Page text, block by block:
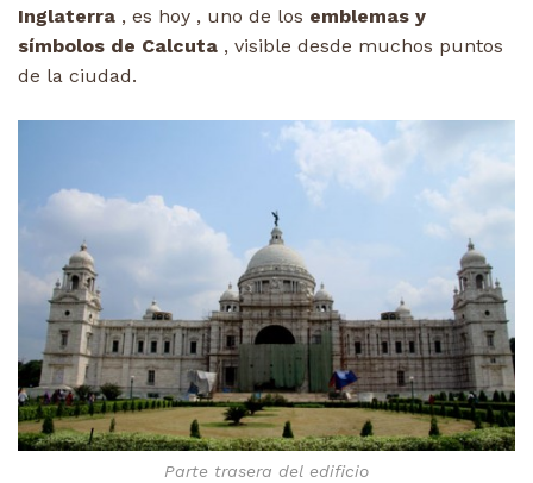
Inglaterra , es hoy , uno de los emblemas y
símbolos de Calcuta , visible desde muchos puntos
de la ciudad.
Parte trasera del edificio